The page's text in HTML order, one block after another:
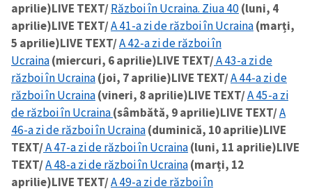
aprilie)LIVE TEXT/Război în Ucraina. Ziua 40(luni, 4
aprilie)LIVE TEXT/A 41-a zi de război în Ucraina(marți,
5 aprilie)LIVE TEXT/A 42-a zi de război în
Ucraina(miercuri, 6 aprilie)LIVE TEXT/A 43-a zi de
război în Ucraina(joi, 7 aprilie)LIVE TEXT/A 44-a zi de
război în Ucraina(vineri, 8 aprilie)LIVE TEXT/A 45-a zi
de război în Ucraina(sâmbătă, 9 aprilie)LIVE TEXT/A
46-a zi de război în Ucraina(duminică, 10 aprilie)LIVE
TEXT/A 47-a zi de război în Ucraina(luni, 11 aprilie)LIVE
TEXT/A 48-a zi de război în Ucraina(marți, 12
aprilie)LIVE TEXT/A 49-a zi de război în